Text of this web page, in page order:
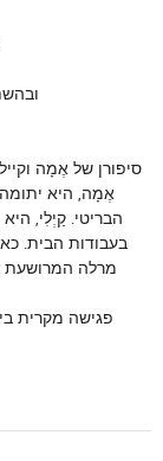
סיפורן של אֶמָה
אֶמָה, היא
הבריטי. קַיְלִי,
בעבודות הבית.
מרלה המרושעת
פגישה מקרית